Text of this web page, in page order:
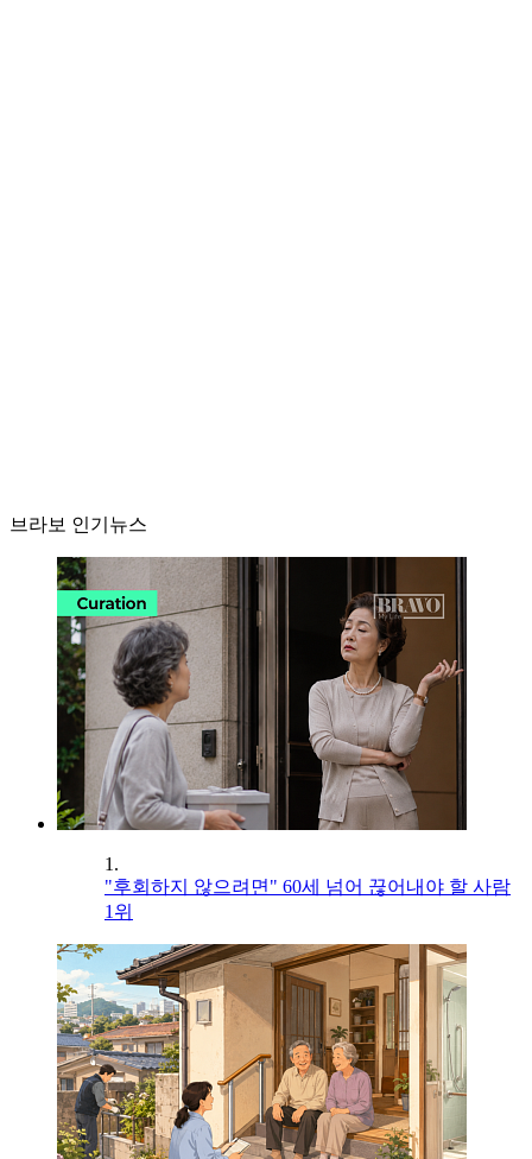
브라보 인기뉴스
1.
"후회하지 않으려면" 60세 넘어 끊어내야 할 사람
1위